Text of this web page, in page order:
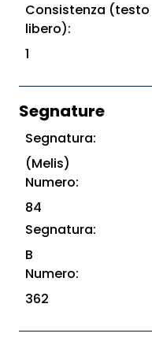
Consistenza (testo
libero):
1
Segnature
Segnatura:
(Melis)
Numero:
84
Segnatura:
B
Numero:
362